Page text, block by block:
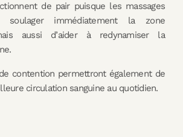
de pair puisque les massages
soulager immédiatement la zone
aussi d’aider à redynamiser la
contention permettront également de
circulation sanguine au quotidien.